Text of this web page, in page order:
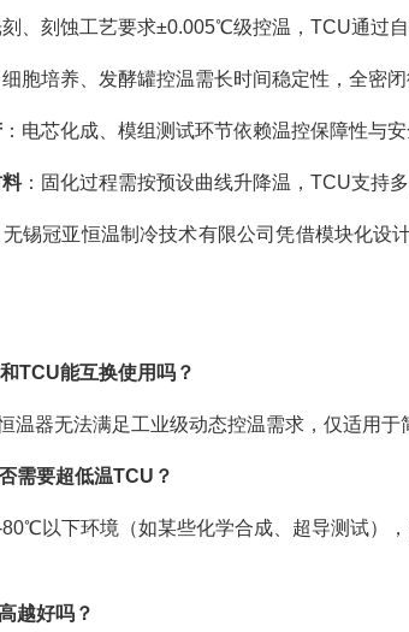
、刻蚀工艺要求±0.005℃级控温，TCU通过
胞培养、发酵罐控温需长时间稳定性，全密
：电芯化成、模组测试环节依赖温控保障性与安
：固化过程需按预设曲线升降温，TCU支持多
锡冠亚恒温制冷技术有限公司凭借模块化设
TCU能互换使用吗？
温器无法满足工业级动态控温需求，仅适用于
需要超低温TCU？
以下环境（如某些化学合成、超导测试）
越好吗？